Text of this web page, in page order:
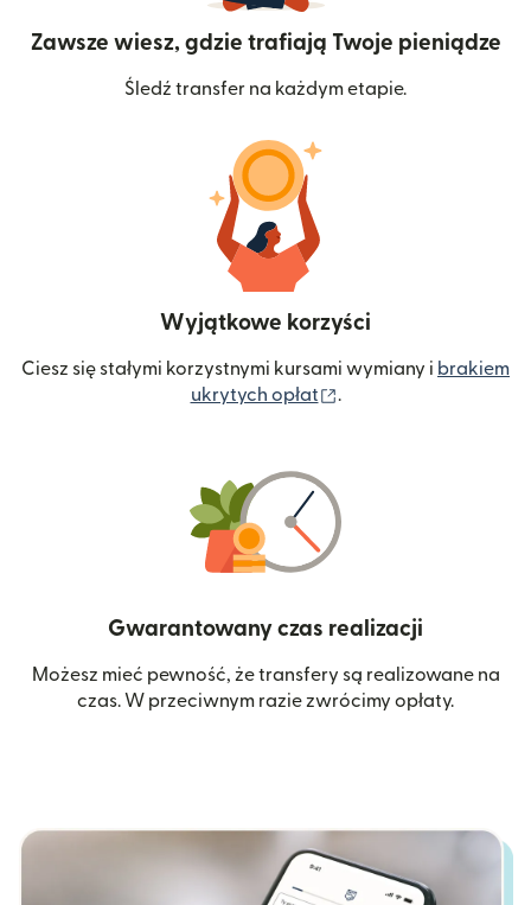
Zawsze wiesz, gdzie trafiają Twoje pieniądze
Śledź transfer na każdym etapie.
Wyjątkowe korzyści
Ciesz się stałymi korzystnymi kursami wymiany i brakiem
ukrytych opłat
.
Gwarantowany czas realizacji
Możesz mieć pewność, że transfery są realizowane na
czas. W przeciwnym razie zwrócimy opłaty.